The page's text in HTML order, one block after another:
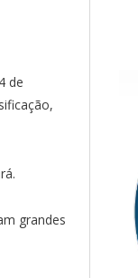
de
grandes